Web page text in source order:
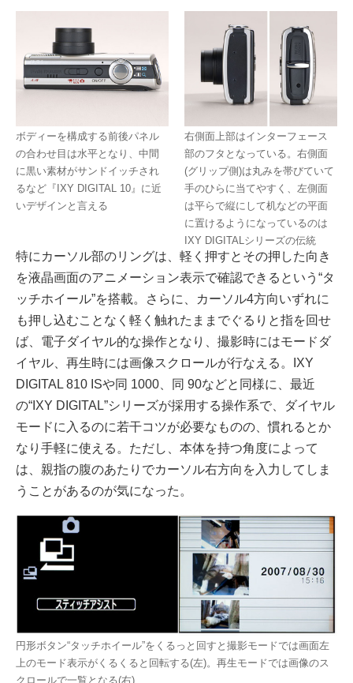
ボディーを構成する前後パネル
の合わせ目は水平となり、中間
に黒い素材がサンドイッチされ
るなど『IXY DIGITAL 10』に近
いデザインと言える
右側面上部はインターフェース
部のフタとなっている。右側面
(グリップ側)は丸みを帯びていて
手のひらに当てやすく、左側面
は平らで縦にして机などの平面
に置けるようになっているのは
IXY DIGITALシリーズの伝統
特にカーソル部のリングは、軽く押すとその押した向き
を液晶画面のアニメーション表示で確認できるという“タ
ッチホイール”を搭載。さらに、カーソル4方向いずれに
も押し込むことなく軽く触れたままでぐるりと指を回せ
ば、電子ダイヤル的な操作となり、撮影時にはモードダ
イヤル、再生時には画像スクロールが行なえる。IXY
DIGITAL 810 ISや同 1000、同 90などと同様に、最近
の“IXY DIGITAL”シリーズが採用する操作系で、ダイヤル
モードに入るのに若干コツが必要なものの、慣れるとか
なり手軽に使える。ただし、本体を持つ角度によって
は、親指の腹のあたりでカーソル右方向を入力してしま
うことがあるのが気になった。
円形ボタン“タッチホイール”をくるっと回すと撮影モードでは画面左
上のモード表示がくるくると回転する(左)。再生モードでは画像のス
クロールで一覧となる(右)